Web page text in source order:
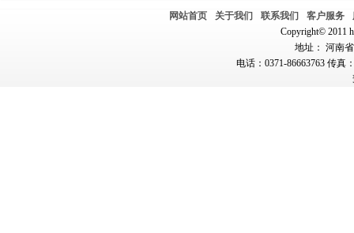
网站首页 关于我们 联系我们 客户服务
Copyright© 2011
地址： 河南
电话：0371-86663763 传真